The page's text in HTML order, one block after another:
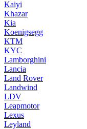
Kaiyi
Khazar
Kia
Koenigsegg
KTM
KYC
Lamborghini
Lancia
Land Rover
Landwind
LDV
Leapmotor
Lexus
Leyland